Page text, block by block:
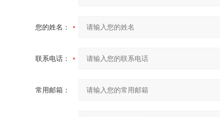
您的姓名：
联系电话：
常用邮箱：